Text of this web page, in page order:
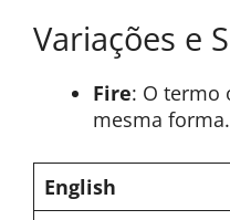
Variações e
Fire: O termo
mesma forma.
English